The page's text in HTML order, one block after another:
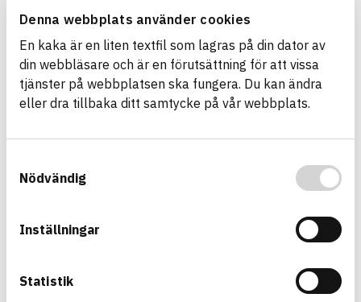
Denna webbplats använder cookies
En kaka är en liten textfil som lagras på din dator av
din webbläsare och är en förutsättning för att vissa
tjänster på webbplatsen ska fungera. Du kan ändra
eller dra tillbaka ditt samtycke på vår webbplats.
Nödvändig
Inställningar
Statistik
Miljöbyggnad -
Generation 4.X
Utomhus - Brons
1 artikel
Miljöbyggnad -
Generation 4.X
Utomhus - Guld
2artiklar
Trafikverket
2